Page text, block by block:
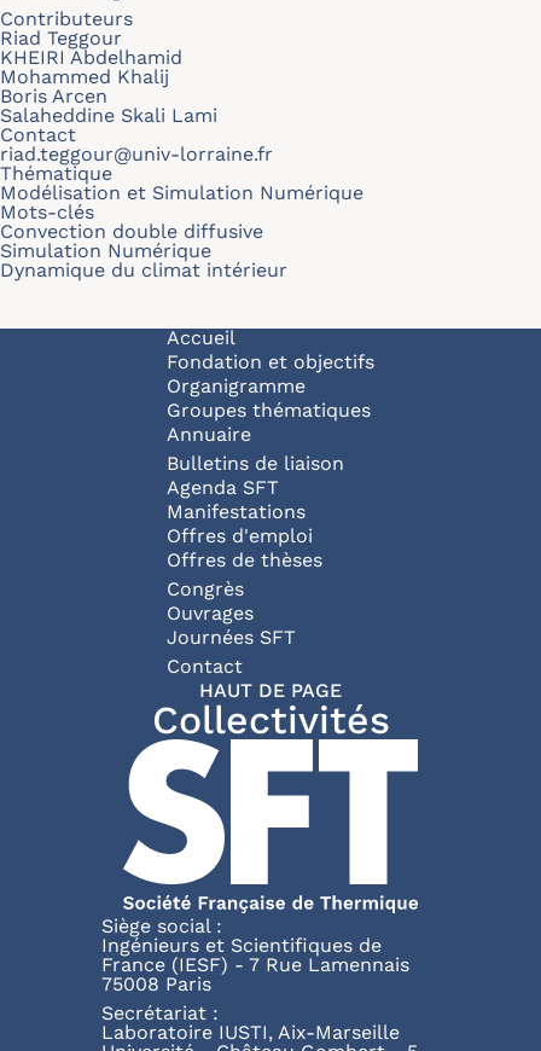
Contributeurs
Riad Teggour
KHEIRI Abdelhamid
Mohammed Khalij
Boris Arcen
Salaheddine Skali Lami
Contact
riad.teggour@univ-lorraine.fr
Thématique
Modélisation et Simulation Numérique
Mots-clés
Convection double diffusive
Simulation Numérique
Dynamique du climat intérieur
Navigation principale
Accueil
Fondation et objectifs
Organigramme
Groupes thématiques
Annuaire
Bulletins de liaison
Agenda SFT
Manifestations
Offres d'emploi
Offres de thèses
Congrès
Ouvrages
Journées SFT
Pied de page
Contact
HAUT DE PAGE
Collectivités
Siège social :
Ingénieurs et Scientifiques de
France (IESF) - 7 Rue Lamennais
75008 Paris
Secrétariat :
Laboratoire IUSTI, Aix-Marseille